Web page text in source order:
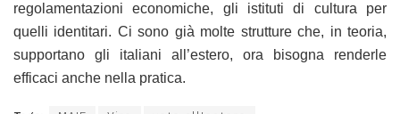
regolamentazioni economiche, gli istituti di cultura per
quelli identitari. Ci sono già molte strutture che, in teoria,
supportano gli italiani all’estero, ora bisogna renderle
efficaci anche nella pratica.